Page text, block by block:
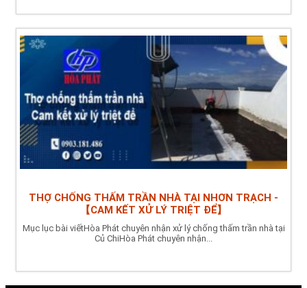
THỢ CHỐNG THẤM TRẦN NHÀ TẠI NHƠN TRẠCH -
【CAM KẾT XỬ LÝ TRIỆT ĐỂ】
Mục lục bài viếtHòa Phát chuyên nhận xử lý chống thấm trần nhà tại
Củ ChiHòa Phát chuyên nhận...